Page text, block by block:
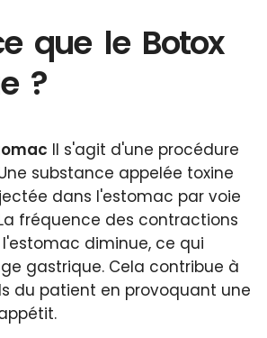
que le Botox
?
Il s'agit d'une procédure
substance appelée toxine
dans l'estomac par voie
fréquence des contractions
diminue, ce qui
gastrique. Cela contribue à
du patient en provoquant une